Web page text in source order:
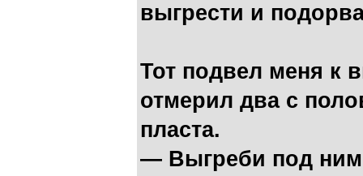
выгрести и
Тот подвел меня к
отмерил два с
пласта.
— Выгреби под